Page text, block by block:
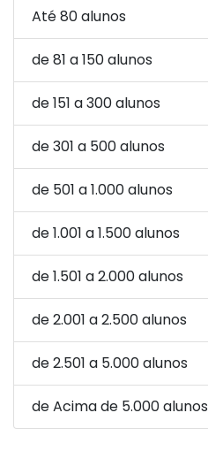
Até 80 alunos
de 81 a 150 alunos
de 151 a 300 alunos
de 301 a 500 alunos
de 501 a 1.000 alunos
de 1.001 a 1.500 alunos
de 1.501 a 2.000 alunos
de 2.001 a 2.500 alunos
de 2.501 a 5.000 alunos
de Acima de 5.000 alunos